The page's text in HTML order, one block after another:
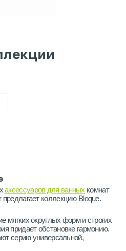
аксессуаров для ванных комнат
коллекцию Bloque.
мягких округлых форм и строгих
придает обстановке гармонию.
серию универсальной,